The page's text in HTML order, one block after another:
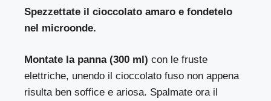
Spezzettate il cioccolato amaro e fondetelo
nel microonde.
Montate la panna (300 ml) con le fruste
elettriche, unendo il cioccolato fuso non appena
risulta ben soffice e ariosa. Spalmate ora il